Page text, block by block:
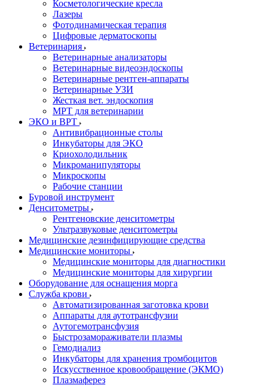
Косметологические кресла
Лазеры
Фотодинамическая терапия
Цифровые дерматоскопы
Ветеринария
Ветеринарные анализаторы
Ветеринарные видеоэндоскопы
Ветеринарные рентген-аппараты
Ветеринарные УЗИ
Жесткая вет. эндоскопия
МРТ для ветеринарии
ЭКО и ВРТ
Антивибрационные столы
Инкубаторы для ЭКО
Криохолодильник
Микроманипуляторы
Микроскопы
Рабочие станции
Буровой инструмент
Денситометры
Рентгеновские денситометры
Ультразвуковые денситометры
Медицинские дезинфицирующие средства
Медицинские мониторы
Медицинские мониторы для диагностики
Медицинские мониторы для хирургии
Оборудование для оснащения морга
Служба крови
Автоматизированная заготовка крови
Аппараты для аутотрансфузии
Аутогемотрансфузия
Быстрозамораживатели плазмы
Гемодиализ
Инкубаторы для хранения тромбоцитов
Искусственное кровообращение (ЭКМО)
Плазмаферез